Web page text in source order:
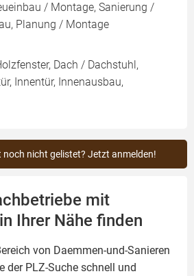
/ Montage, Sanierung /
Planung / Montage
Dach / Dachstuhl,
Innentür, Innenausbau,
noch nicht gelistet? Jetzt anmelden!
mit
Ihrer Nähe finden
von Daemmen-und-Sanieren
der PLZ-Suche schnell und